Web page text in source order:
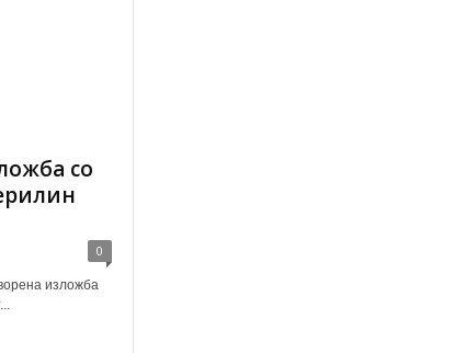
со
0
изложба